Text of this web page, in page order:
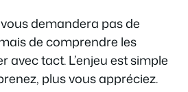
demandera pas de
de comprendre les
avec tact. L’enjeu est simple
plus vous appréciez.